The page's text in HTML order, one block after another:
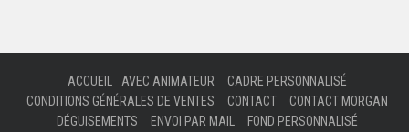
ACCUEIL AVEC ANIMATEUR
CADRE PERSONNALISÉ
CONDITIONS GÉNÉRALES DE VENTES
CONTACT
CONTACT MORGAN
DÉGUISEMENTS
ENVOI PAR MAIL
FOND PERSONNALISÉ